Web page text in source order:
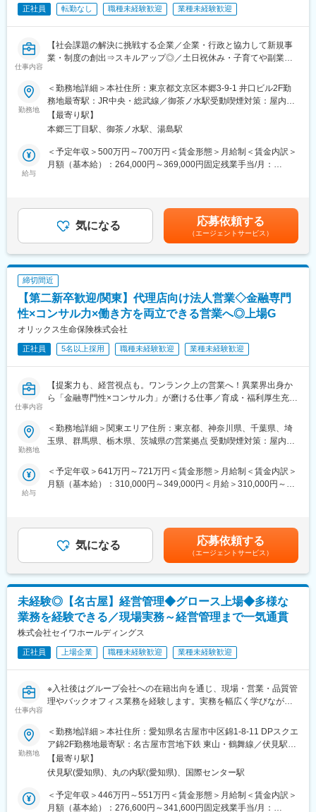
■過去中途入社者はこんな理由で入社してます！
・定期的な全国転勤を変えたい。
・プレイヤーとして、法人営業へのチャレンジや成長できる環境
に身を置きたい。
■当社の魅力ポイント
◎固定給＋営業手当で安定した収入と努力が給与で反映される評
価制度！
◎ご自宅から通える範囲の拠点配属で全国転勤無し！
◎風通しの良い社風！異業界出身者も活躍中！
◎30代管理職登用あり
◎充実した福利厚生
担当代理店の声を聞き、マーケットのニーズや代理店の課題を理
解し、どのように課題を解決するか自身で考えて、施策を実行す
る過程で顧客状況の分析力、戦略立案スキル、信頼関係構築スキ
る瞬間にやりがいを感じる事ができます。
■働く魅力
【選ばれる商品力】
同社は時代のニーズにあわせた商品を提供し続け以下のタイトル
を受賞しております。
・NEWよい保険・悪い保険2025年版：終身保険ランキング4年連
└終身保険部門／定期保険部門／外貨建終身保険部門／医療保険
部門／女性保険部門
変更の範囲：会社の定める業務
正社員 転勤なし 職種未経験歓迎 業種未経験歓迎
仕事内容
【社会課題の解決に挑戦する企業／企業・行政と協力して新規事
業・制度の創出⇒スキルアップ◎／土日祝休み・子育てや副業と
■当社について：
当社は、誰かの困りごとから「問題の発見」を行う事業、問題を
「社会化」する事業、社会問題をみんなで解決すべき社会課題と
して「資源を投入」する事業に取り組み、社会課題の解決に挑戦
しています。これまで400種類以上の社会課題を取り扱い、あら
ゆるセクターに対して事業を展開しております。誰もが社会課題
企業・行政など様々なネットワークを構築している当社の事業開
発チームにて、公官庁の公募などの案件獲得～完遂、企業の新規
1.領域設定
テーマとする社会課題領域の範囲を選定。顧客側で想定がある場
合でも、自分たちなりの捉え方で再設定します。
2.リサーチ＆仮説構築・検証
担当者と一緒に、課題の当事者や専門家などにヒアリング。直接
どです。課題が起きている状況を詳細に確認し、課題の発生原因
2で立てた仮説に基づき、行政案件では、調査研究事業、普及啓発
事業、実証事業など案件によって様々な内容を実施します。
プロジェクト完遂に向けた状況を踏まえながら、テーマとする社
会課題領域において、より解決が促進できる次の打ち手を、官僚
議論を重ねて一緒に進めているのが特徴です。
し、企業・省庁・自治体・NPO／NGOなどとのネットワークを構
築しているのが強みです。
・前職は、投資銀行、出版社、新聞社、官公庁、重工業メーカー
など様々なキャリアを持つ社員がそれぞれの経験を活かして活躍
■組織構成：
正社員10名前後、嘱託社員5名、業務委託3名です。
20代～30代を中心に活躍中です。
変更の範囲：会社の定める業務
勤務地
＜勤務地詳細＞本社住所：東京都文京区本郷3-9-1 井口ビル2F勤
務地最寄駅：JR中央・総武線／御茶ノ水駅受動喫煙対策：屋内全
面禁煙変更の範囲：会社の定める事業所（リモートワーク含む）
【最寄り駅】
本郷三丁目駅、御茶ノ水駅、湯島駅
給与
＜予定年収＞500万円～700万円＜賃金形態＞月給制＜賃金内訳＞
月額（基本給）：264,000円～369,000円固定残業手当/月：
昇給年2回（4月・10月）■賞与年2回（6月・12月）■モデル年
収：540万円（入社2年）630万円（入社2年）700万円（入社2
年）賃金はあくまでも目安の金額であり、選考を通じて上下する
可能性があります。月給(月額)は固定手当を含めた表記です。
気になる 応募依頼する
（エージェントサービス）
締切間近
【第二新卒歓迎/関東】代理店向け法人営業◇金融専門
性×コンサル力×働き方を両立できる営業へ◎上場G
オリックス生命保険株式会社
正社員 5名以上採用 職種未経験歓迎 業種未経験歓迎
仕事内容
【提案力も、経営視点も。ワンランク上の営業へ！異業界出身か
ら「金融専門性×コンサル力」が磨ける仕事／育成・福利厚生充実
中途入社が7割を占め、保険以外の金融業界や不動産・自動車な
る環境・実績があります
◇財務・税務など企業経営に関わる専門知識を手に入れ、市場価
値も年収も上げたい方
◇もっと公正な評価を受けたい方
◇雑務ではなく営業活動に専念し、お客様に向き合う時間を大切
にしたい方
◇土日休・フレックス・在宅活用など、より長期的に腰を据えて
働ける環境に移りたい方
■業務概要
当社商品を販売する保険代理店に対し、販売促進をメインとした
■業務内容
お客様への商品提案をフォローします。代理店毎に抱える課題は
異なるため、下記に捉われずに主体性をもった営業活動を期待し
ています
【経営サポート】顧客集客、満足度向上、マーケット動向及び消
費者ニーズの分析、同業他社の販売戦略分析
【販売サポート】商品勉強会及び販売教育、販売戦略の立案及び
アクションプランの策定～実行
勤務地
＜勤務地詳細＞関東エリア住所：東京都、神奈川県、千葉県、埼
玉県、群馬県、栃木県、茨城県の営業拠点 受動喫煙対策：屋内全
給与
＜予定年収＞641万円～721万円＜賃金形態＞月給制＜賃金内訳＞
月額（基本給）：310,000円～349,000円＜月給＞310,000円～
金はあくまでも目安の金額であり、選考を通じて上下する可能性
があります。月給(月額)は固定手当を含めた表記です。
気になる 応募依頼する
（エージェントサービス）
未経験◎【名古屋】経営管理◆グロース上場◆多様な
業務を経験できる／現場実務～経営管理まで一気通貫
株式会社セイワホールディングス
正社員 上場企業 職種未経験歓迎 業種未経験歓迎
仕事内容
※入社後はグループ会社への在籍出向を通じ、現場・営業・品質管
理やバックオフィス業務を経験します。実務を幅広く学びながら
営統括や戦略立案にも関与していただきます。
■出向可能性のあるグループ各社：
※出向の時期は7ヶ月目～1年頃を想定しております。
【中部・関西地区】
・(株)セイワ工業／溶接・製缶加工
・東栄コーティング(株)／めっき加工
勤務地
＜勤務地詳細＞本社住所：愛知県名古屋市中区錦1-8-11 DPスクエ
ア錦2F勤務地最寄駅：名古屋市営地下鉄 東山・鶴舞線／伏見駅受
動喫煙対策：屋内全面禁煙変更の範囲：会社の定める事業所（リ
モートワーク含む）
【最寄り駅】
伏見駅(愛知県)、丸の内駅(愛知県)、国際センター駅
＜予定年収＞446万円～551万円＜賃金形態＞月給制＜賃金内訳＞
月額（基本給）：276,600円～341,600円固定残業手当/月：